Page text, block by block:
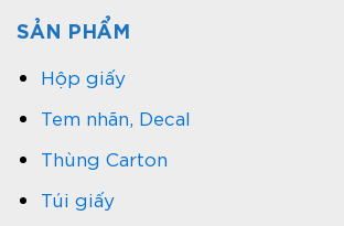
SẢN PHẨM
Hộp giấy
Tem nhãn, Decal
Thùng Carton
Túi giấy